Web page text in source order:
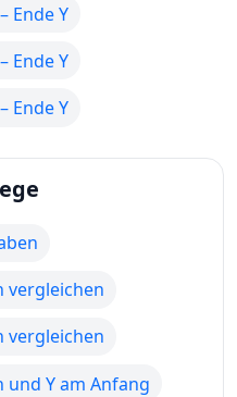
Ende Y
Ende Y
Ende Y
vergleichen
vergleichen
Y am Anfang